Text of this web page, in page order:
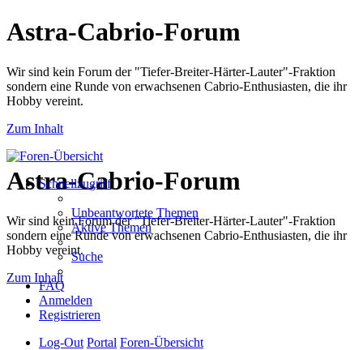
Astra-Cabrio-Forum
Wir sind kein Forum der "Tiefer-Breiter-Härter-Lauter"-Fraktion
sondern eine Runde von erwachsenen Cabrio-Enthusiasten, die ihr
Hobby vereint.
Zum Inhalt
Astra-Cabrio-Forum
Wir sind kein Forum der "Tiefer-Breiter-Härter-Lauter"-Fraktion
sondern eine Runde von erwachsenen Cabrio-Enthusiasten, die ihr
Hobby vereint.
Zum Inhalt
Schnellzugriff
Unbeantwortete Themen
Aktive Themen
Suche
FAQ
Anmelden
Registrieren
Log-Out Portal Foren-Übersicht